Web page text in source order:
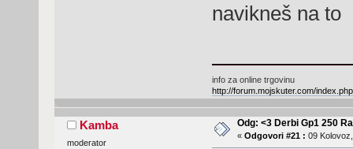
navikneš na to
info za online trgovinu
http://forum.mojskuter.com/
Kamba
moderator
Odg: <3 Derbi Gp1 250
« Odgovori #21 : 09